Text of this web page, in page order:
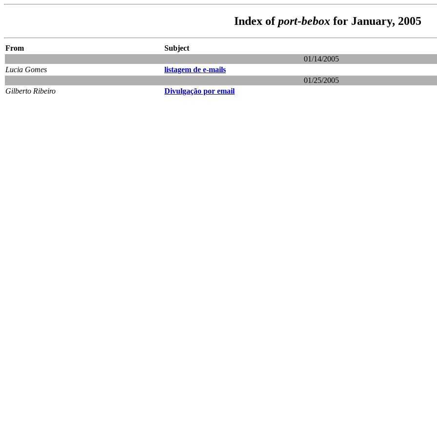
Index ofport-bebox for January, 2005
From
Subject
01/14/2005
Lucia Gomes
listagem de e-mails
01/25/2005
Gilberto Ribeiro
Divulgação por email